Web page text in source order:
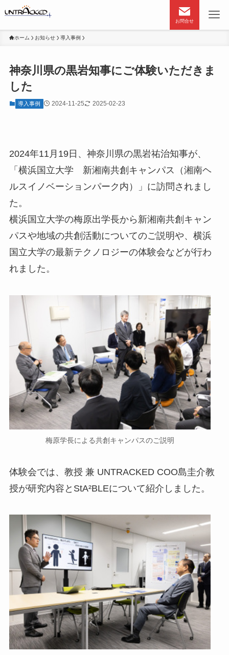
お問合せ
ホーム お知らせ 導入事例
神奈川県の黒岩知事にご体験いただきま
した
導入事例 2024-11-25 2025-02-23
2024年11月19日、神奈川県の黒岩祐治知事が、
「横浜国立大学 新湘南共創キャンパス（湘南ヘ
ルスイノベーションパーク内）」に訪問されまし
た。
横浜国立大学の梅原出学長から新湘南共創キャン
パスや地域の共創活動についてのご説明や、横浜
国立大学の最新テクノロジーの体験会などが行わ
れました。
梅原学長による共創キャンパスのご説明
体験会では、教授 兼 UNTRACKED COO島圭介教
授が研究内容とStA²BLEについて紹介しました。